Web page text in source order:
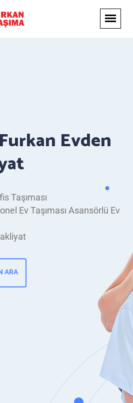
Evden
Taşıması
Ev Taşıması Asansörlü Ev
ARA